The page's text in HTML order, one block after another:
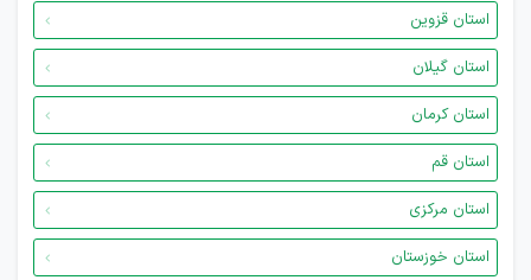
استان قزوین
استان گیلان
استان کرمان
استان قم
استان مرکزی
استان خوزستان